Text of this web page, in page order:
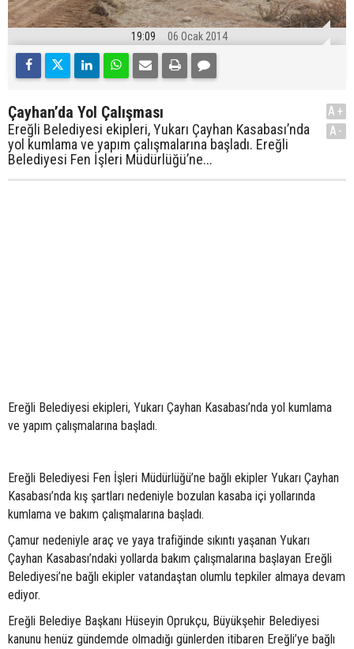
19:09 06 Ocak 2014
Çayhan’da Yol Çalışması
Ereğli Belediyesi ekipleri, Yukarı Çayhan Kasabası’nda
yol kumlama ve yapım çalışmalarına başladı. Ereğli
Belediyesi Fen İşleri Müdürlüğü’ne...
A+
A-
Ereğli Belediyesi ekipleri, Yukarı Çayhan Kasabası’nda yol kumlama
ve yapım çalışmalarına başladı.
Ereğli Belediyesi Fen İşleri Müdürlüğü’ne bağlı ekipler Yukarı Çayhan
Kasabası’nda kış şartları nedeniyle bozulan kasaba içi yollarında
kumlama ve bakım çalışmalarına başladı.
Çamur nedeniyle araç ve yaya trafiğinde sıkıntı yaşanan Yukarı
Çayhan Kasabası’ndaki yollarda bakım çalışmalarına başlayan Ereğli
Belediyesi’ne bağlı ekipler vatandaştan olumlu tepkiler almaya devam
ediyor.
Ereğli Belediye Başkanı Hüseyin Oprukçu, Büyükşehir Belediyesi
kanunu henüz gündemde olmadığı günlerden itibaren Ereğli’ye bağlı